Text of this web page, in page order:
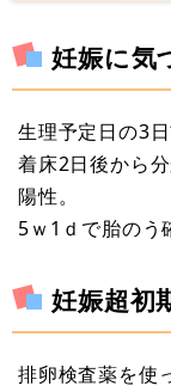
妊娠に気
生理予定日の3日
着床2日後から
陽性。
5ｗ1ｄで胎のう
妊娠超初
排卵検査薬を使